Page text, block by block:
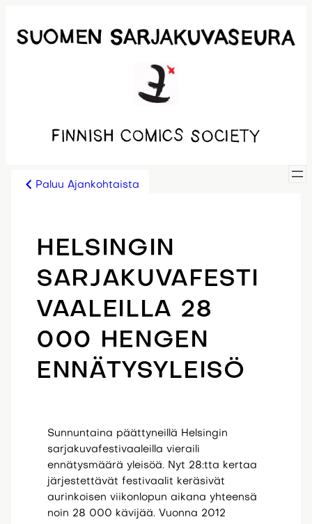
sisältöön
Paluu Ajankohtaista
HELSINGIN
SARJAKUVAFESTI
VAALEILLA 28
000 HENGEN
ENNÄTYSYLEISÖ
Sunnuntaina päättyneillä Helsingin
sarjakuvafestivaaleilla vieraili
ennätysmäärä yleisöä. Nyt 28:tta kertaa
järjestettävät festivaalit keräsivät
aurinkoisen viikonlopun aikana yhteensä
noin 28 000 kävijää. Vuonna 2012